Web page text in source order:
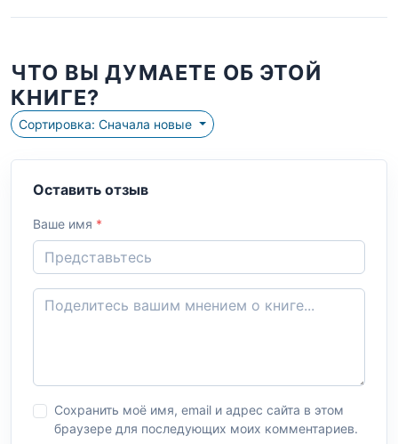
ЧТО ВЫ ДУМАЕТЕ ОБ ЭТОЙ
КНИГЕ?
Сортировка: Сначала новые
Оставить отзыв
Ваше имя *
Сохранить моё имя, email и адрес сайта в этом
браузере для последующих моих комментариев.